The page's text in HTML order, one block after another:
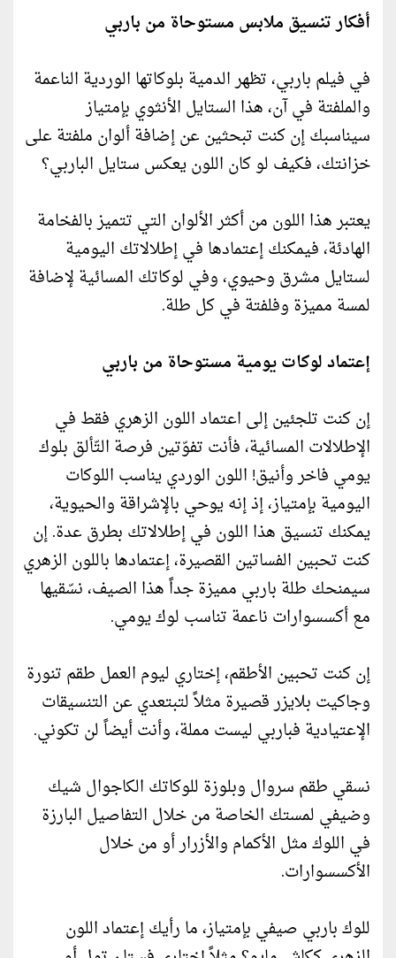
أفكار تنسيق ملابس مستوحاة من باربي
في فيلم باربي، تظهر الدمية بلوكاتها الوردية الناعمة
والملفتة في آن، هذا الستايل الأنثوي بإمتياز
سيناسبك إن كنت تبحثين عن إضافة ألوان ملفتة على
خزانتك، فكيف لو كان اللون يعكس ستايل الباربي؟
يعتبر هذا اللون من أكثر الألوان التي تتميز بالفخامة
الهادئة، فيمكنك إعتمادها في إطلالاتك اليومية
لستايل مشرق وحيوي، وفي لوكاتك المسائية لإضافة
لمسة مميزة وفلفتة في كل طلة.
إعتماد لوكات يومية مستوحاة من باربي
إن كنت تلجئين إلى اعتماد اللون الزهري فقط في
الإطلالات المسائية، فأنت تفوّتين فرصة التّألق بلوك
يومي فاخر وأنيق! اللون الوردي يناسب اللوكات
اليومية بإمتياز، إذ إنه يوحي بالإشراقة والحيوية،
يمكنك تنسيق هذا اللون في إطلالاتك بطرق عدة. إن
كنت تحبين الفساتين القصيرة، إعتمادها باللون الزهري
سيمنحك طلة باربي مميزة جداً هذا الصيف، نسّقيها
مع أكسسوارات ناعمة تناسب لوك يومي.
إن كنت تحبين الأطقم، إختاري ليوم العمل طقم تنورة
وجاكيت بلايزر قصيرة مثلاً لتبتعدي عن التنسيقات
الإعتيادية فباربي ليست مملة، وأنت أيضاً لن تكوني.
نسقي طقم سروال وبلوزة للوكاتك الكاجوال شيك
وضيفي لمستك الخاصة من خلال التفاصيل البارزة
في اللوك مثل الأكمام والأزرار أو من خلال
الأكسسوارات.
للوك باربي صيفي بإمتياز، ما رأيك إعتماد اللون